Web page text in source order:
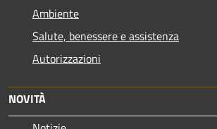
Ambiente
Salute, benessere e assistenza
Autorizzazioni
NOVITÀ